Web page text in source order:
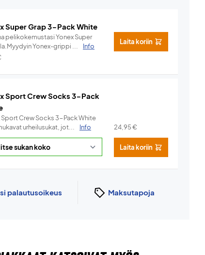
Super Grap 3-Pack White
pelikokemustasi Yonex Super
Yonex-grippi ...
Info
Laita koriin
Sport Crew Socks 3-Pack
Sport Crew Socks 3-Pack White
urheilusukat, jot...
Info 24,95€
Laita koriin
palautusoikeus Maksutapoja